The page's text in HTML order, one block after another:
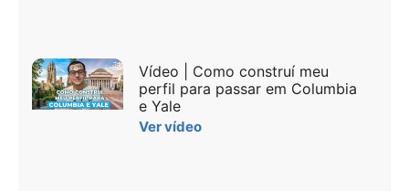
Vídeo | Como construí meu
perfil para passar em Columbia
e Yale
Ver vídeo